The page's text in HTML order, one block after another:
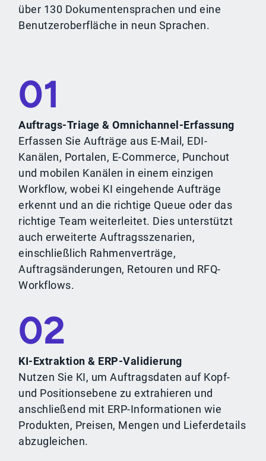
über 130 Dokumentensprachen und eine
Benutzeroberfläche in neun Sprachen.
01
Auftrags-Triage & Omnichannel-Erfassung
Erfassen Sie Aufträge aus E-Mail, EDI-
Kanälen, Portalen, E-Commerce, Punchout
und mobilen Kanälen in einem einzigen
Workflow, wobei KI eingehende Aufträge
erkennt und an die richtige Queue oder das
richtige Team weiterleitet. Dies unterstützt
auch erweiterte Auftragsszenarien,
einschließlich Rahmenverträge,
Auftragsänderungen, Retouren und RFQ-
Workflows.
02
KI-Extraktion & ERP-Validierung
Nutzen Sie KI, um Auftragsdaten auf Kopf-
und Positionsebene zu extrahieren und
anschließend mit ERP-Informationen wie
Produkten, Preisen, Mengen und Lieferdetails
abzugleichen.